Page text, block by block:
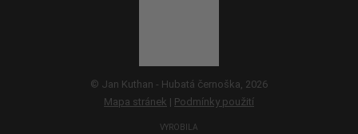
© Jan Kuthan - Hubatá černoška, 2026
Mapa stránek | Podmínky použití
VYROBILA